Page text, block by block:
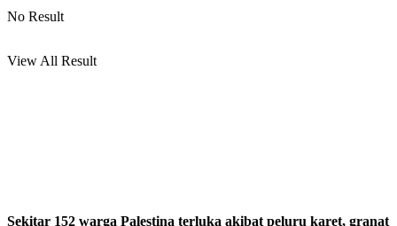
No Result
View All Result
Sekitar 152 warga Palestina terluka akibat peluru karet, granat